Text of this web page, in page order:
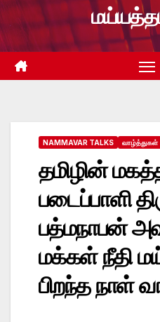
NAMMAVAR TALKS வாழ்த்துகள்
தமிழின்
படைப்பாளி
பத்மநாபன்
மக்கள் நீதி
பிறந்த நாள்